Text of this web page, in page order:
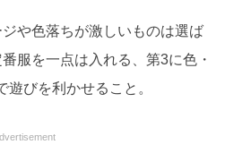
や色落ちが激しいものは選ば
服を一点は入れる、第3に色・
びを利かせること。